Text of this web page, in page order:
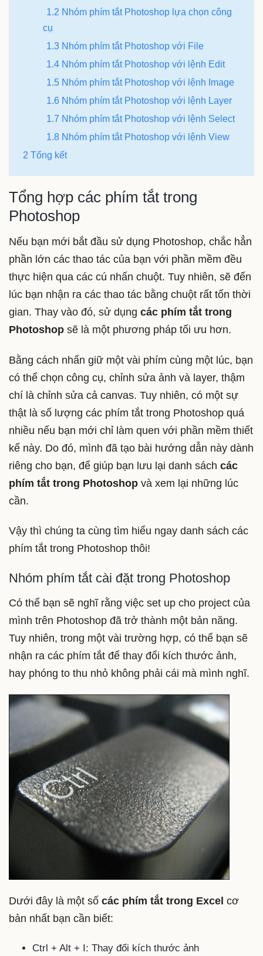
1.2 Nhóm phím tắt Photoshop lựa chọn công
cụ
1.3 Nhóm phím tắt Photoshop với File
1.4 Nhóm phím tắt Photoshop với lệnh Edit
1.5 Nhóm phím tắt Photoshop với lệnh Image
1.6 Nhóm phím tắt Photoshop với lệnh Layer
1.7 Nhóm phím tắt Photoshop với lệnh Select
1.8 Nhóm phím tắt Photoshop với lệnh View
2 Tổng kết
Tổng hợp các phím tắt trong
Photoshop
Nếu bạn mới bắt đầu sử dụng Photoshop, chắc hẳn
phần lớn các thao tác của bạn với phần mềm đều
thực hiện qua các cú nhấn chuột. Tuy nhiên, sẽ đến
lúc bạn nhận ra các thao tác bằng chuột rất tốn thời
gian. Thay vào đó, sử dụng các phím tắt trong
Photoshop sẽ là một phương pháp tối ưu hơn.
Bằng cách nhấn giữ một vài phím cùng một lúc, bạn
có thể chọn công cụ, chỉnh sửa ảnh và layer, thậm
chí là chỉnh sửa cả canvas. Tuy nhiên, có một sự
thật là số lượng các phím tắt trong Photoshop quá
nhiều nếu bạn mới chỉ làm quen với phần mềm thiết
kế này. Do đó, mình đã tạo bài hướng dẫn này dành
riêng cho bạn, để giúp bạn lưu lại danh sách các
phím tắt trong Photoshop và xem lại những lúc
cần.
Vậy thì chúng ta cùng tìm hiểu ngay danh sách các
phím tắt trong Photoshop thôi!
Nhóm phím tắt cài đặt trong Photoshop
Có thể bạn sẽ nghĩ rằng việc set up cho project của
mình trên Photoshop đã trở thành một bản năng.
Tuy nhiên, trong một vài trường hợp, có thể bạn sẽ
nhận ra các phím tắt để thay đổi kích thước ảnh,
hay phóng to thu nhỏ không phải cái mà mình nghĩ.
Dưới đây là một số các phím tắt trong Excel cơ
bản nhất bạn cần biết:
Ctrl + Alt + I: Thay đổi kích thước ảnh